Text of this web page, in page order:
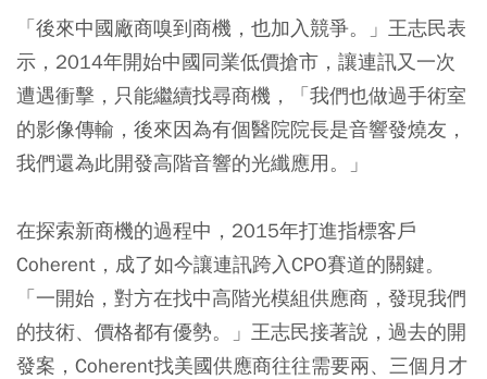
「後來中國廠商嗅到商機，也加入競爭。」王志民表
示，2014年開始中國同業低價搶市，讓連訊又一次
遭遇衝擊，只能繼續找尋商機，「我們也做過手術室
的影像傳輸，後來因為有個醫院院長是音響發燒友，
我們還為此開發高階音響的光纖應用。」
在探索新商機的過程中，2015年打進指標客戶
Coherent，成了如今讓連訊跨入CPO賽道的關鍵。
「一開始，對方在找中高階光模組供應商，發現我們
的技術、價格都有優勢。」王志民接著說，過去的開
發案，Coherent找美國供應商往往需要兩、三個月才